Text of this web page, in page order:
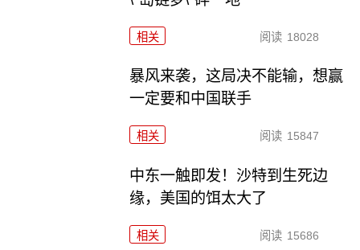
相关 阅读 18028
暴风来袭，这局决不能输，想赢
一定要和中国联手
相关 阅读 15847
中东一触即发！沙特到生死边
缘，美国的饵太大了
相关 阅读 15686